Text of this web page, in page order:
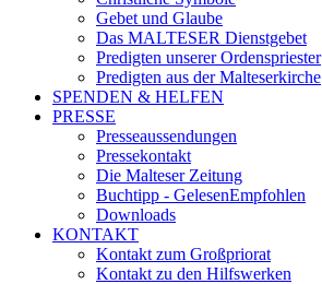
Gebet und Glaube
Das MALTESER Dienstgebet
Predigten unserer Ordenspriester
Predigten aus der Malteserkirche
SPENDEN & HELFEN
PRESSE
Presseaussendungen
Pressekontakt
Die Malteser Zeitung
Buchtipp - GelesenEmpfohlen
Downloads
KONTAKT
Kontakt zum Großpriorat
Kontakt zu den Hilfswerken